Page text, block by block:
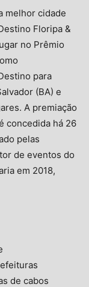
melhor cidade
Floripa &
no Prêmio
para
(BA) e
A premiação
concedida há 26
pelas
de eventos do
em 2018,
de cabos